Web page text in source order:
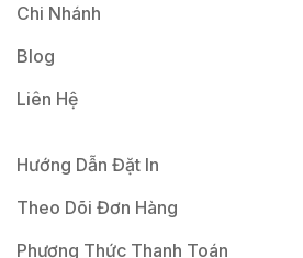
Chi Nhánh
Blog
Liên Hệ
Hướng Dẫn Đặt In
Theo Dõi Đơn Hàng
Phương Thức Thanh Toán